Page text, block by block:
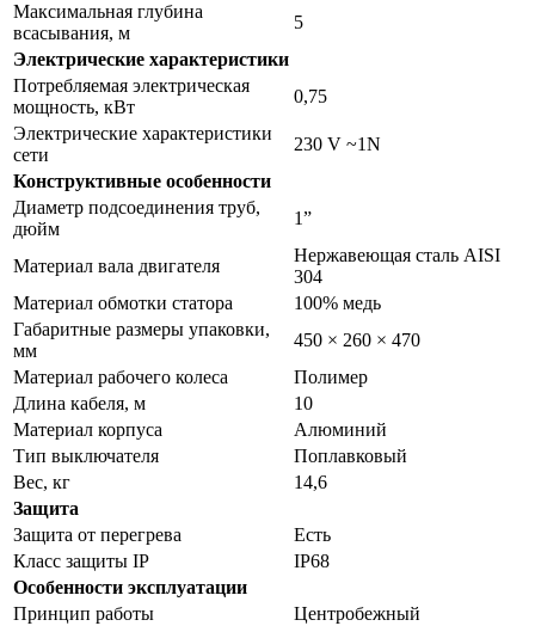
Максимальная глубина
всасывания, м
5
Электрические характеристики
Потребляемая электрическая
мощность, кВт
0,75
Электрические характеристики
сети
230 V ~1N
Конструктивные особенности
Диаметр подсоединения труб,
дюйм
1”
Материал вала двигателя
Нержавеющая сталь AISI
304
Материал обмотки статора
100% медь
Габаритные размеры упаковки,
мм
450 × 260 × 470
Материал рабочего колеса
Полимер
Длина кабеля, м
10
Материал корпуса
Алюминий
Тип выключателя
Поплавковый
Вес, кг
14,6
Защита
Защита от перегрева
Есть
Класс защиты IP
IP68
Особенности эксплуатации
Принцип работы
Центробежный